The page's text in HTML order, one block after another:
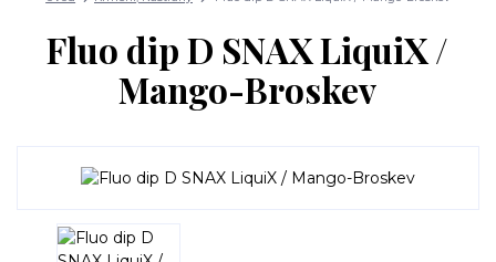
Fluo dip D SNAX LiquiX /
Mango-Broskev